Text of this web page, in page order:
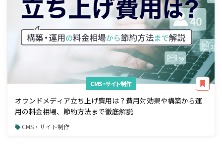
CMS・サイト制作
オウンドメディア立ち上げ費用は？費用対効果や構築から運
用の料金相場、節約方法まで徹底解説
CMS・サイト制作